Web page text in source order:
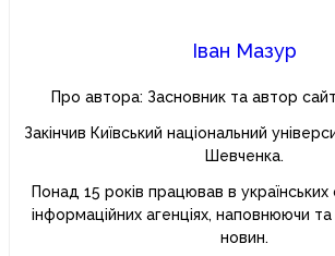
Іван Мазур
Про автора: Засновник та автор
Закінчив Київський національний
Шевченка.
Понад 15 років працював в
інформаційних агенціях, наповнюючи
новин.